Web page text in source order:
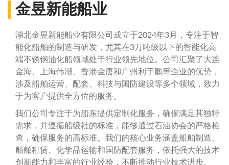
金昱新能船业
湖北金昱新能船业有限公司成立于2024年3月，专注于智
能化船舶的制造与研发，尤其在3万吨级以下的智能化高
端不锈钢油化船领域处于行业领先地位。公司汇聚了大连
金海、上海伟潮、香港金唐和广州利于鹏等企业的优势，
涉及船舶运营、配套、科技与国防建设等多个领域，致力
于为客户提供全方位的服务。
我们公司专注于为船东提供定制化服务，确保满足其独特
需求，并遵循船级社的标准，能够通过石油协会的严格检
查，确保服务的高标准。我们的核心业务涵盖船舶制造、
船舶租赁、化学品运输和国防配套服务，依托强大的技术
创新能力和丰富的行业经验，不断推动行业技术进步。